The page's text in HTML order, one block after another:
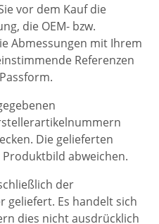
vor dem Kauf die
die OEM- bzw.
Abmessungen mit Ihrem
Referenzen
Die gelieferten
abweichen.
der
Es handelt sich
dies nicht ausdrücklich